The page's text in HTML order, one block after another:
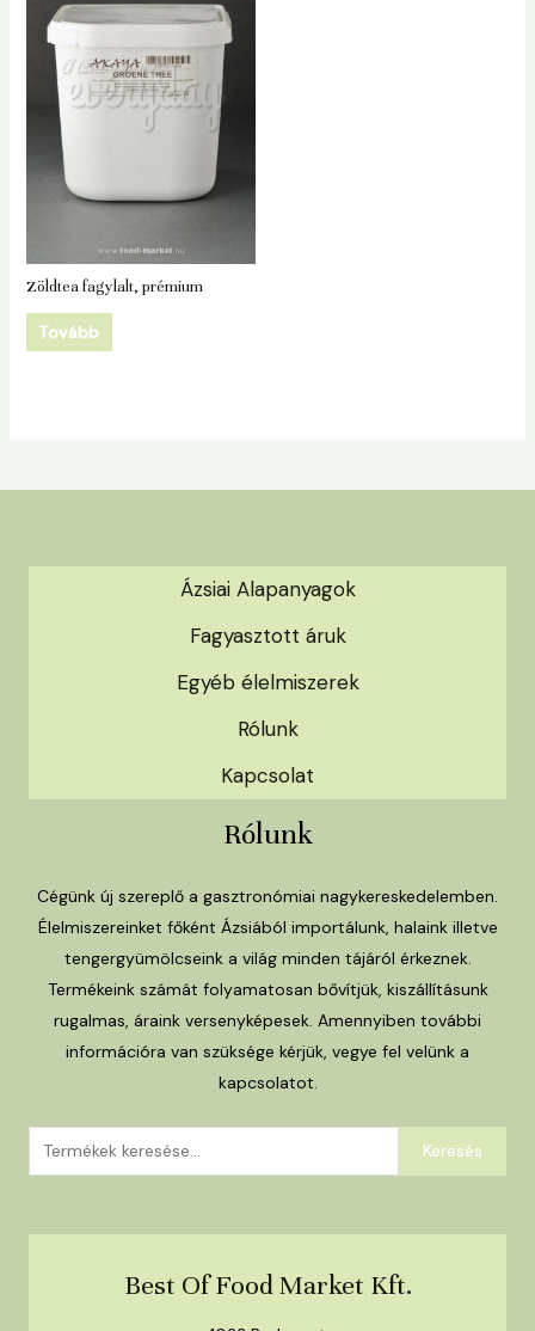
Zöldtea fagylalt, prémium
Tovább
Ázsiai Alapanyagok
Fagyasztott áruk
Egyéb élelmiszerek
Rólunk
Kapcsolat
Rólunk
Cégünk új szereplő a gasztronómiai nagykereskedelemben.
Élelmiszereinket főként Ázsiából importálunk, halaink illetve
tengergyümölcseink a világ minden tájáról érkeznek.
Termékeink számát folyamatosan bővítjük, kiszállításunk
rugalmas, áraink versenyképesek. Amennyiben további
információra van szüksége kérjük, vegye fel velünk a
kapcsolatot.
Keresés
a
Keresés
Best Of Food Market Kft.